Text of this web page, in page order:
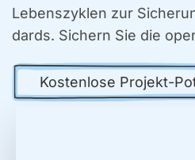
Lebens­zy­klen zur
dards. Sichern Sie die
Kos­ten­lo­se Pro­jekt-